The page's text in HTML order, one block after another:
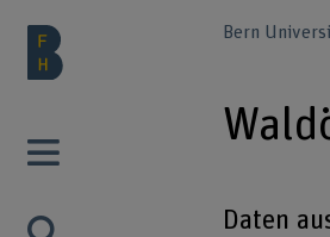
Bern
Daten